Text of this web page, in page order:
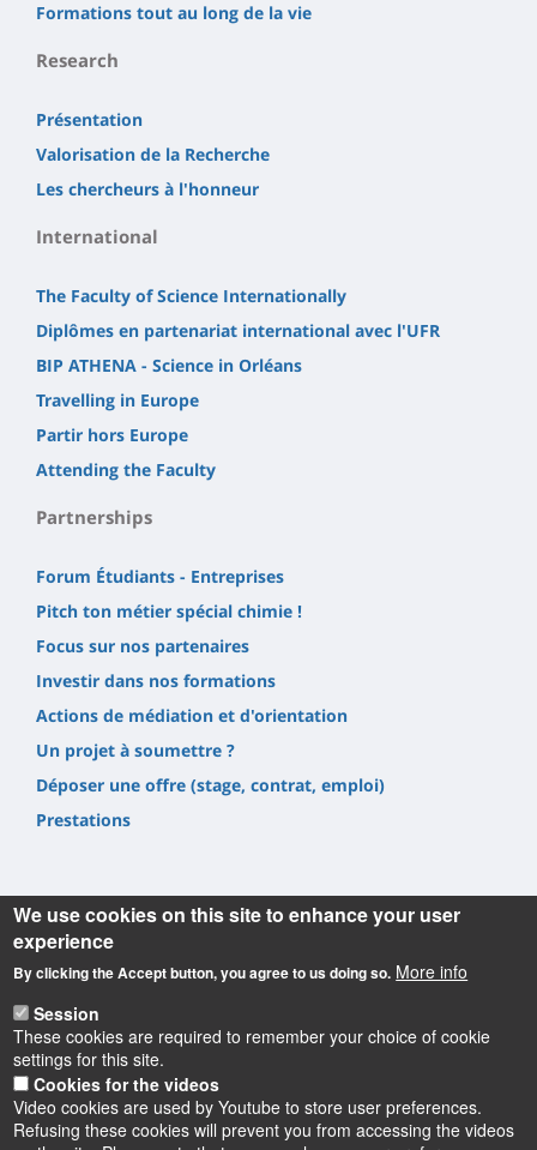
Formations tout au long de la vie
Research
Présentation
Valorisation de la Recherche
Les chercheurs à l'honneur
International
The Faculty of Science Internationally
Diplômes en partenariat international avec l'UFR
BIP ATHENA - Science in Orléans
Travelling in Europe
Partir hors Europe
Attending the Faculty
Partnerships
Forum Étudiants - Entreprises
Pitch ton métier spécial chimie !
Focus sur nos partenaires
Investir dans nos formations
Actions de médiation et d'orientation
Un projet à soumettre ?
Déposer une offre (stage, contrat, emploi)
Prestations
Informations
UFR Sciences et Techniques
1, rue de Chartres, 45100 Orléans
02 38 41 71 78
We use cookies on this site to enhance your user
experience
By clicking the Accept button, you agree to us doing so. More info
Session
These cookies are required to remember your choice of cookie
settings for this site.
Cookies for the videos
Video cookies are used by Youtube to store user preferences.
Refusing these cookies will prevent you from accessing the videos